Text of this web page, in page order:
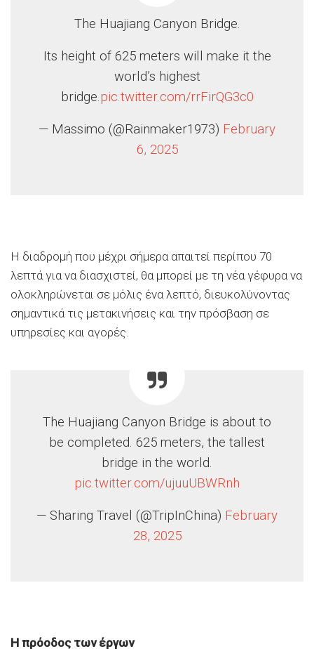
The Huajiang Canyon Bridge.
Its height of 625 meters will make it the
world’s highest
bridge.pic.twitter.com/rrFirQG3c0
— Massimo (@Rainmaker1973) February
6, 2025
Η διαδρομή που μέχρι σήμερα απαιτεί περίπου 70
λεπτά για να διασχιστεί, θα μπορεί με τη νέα γέφυρα να
ολοκληρώνεται σε μόλις ένα λεπτό, διευκολύνοντας
σημαντικά τις μετακινήσεις και την πρόσβαση σε
υπηρεσίες και αγορές.
The Huajiang Canyon Bridge is about to
be completed. 625 meters, the tallest
bridge in the world.
pic.twitter.com/ujuuUBWRnh
— Sharing Travel (@TripInChina) February
28, 2025
Η πρόοδος των έργων